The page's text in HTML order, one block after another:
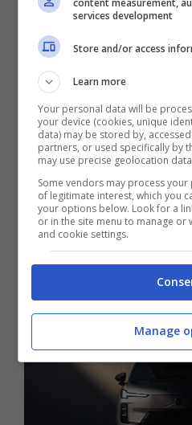
martello di Thor, ed è
piattaforma Super
Scalable Modular
all’auto in questione di
km nella sola modalità
far leva sul motore a
diminuendo tanto i
emissioni.
content measurement,
services development
Store and/or access
Learn more
Your personal data will be
your device (cookies, unique
data) may be stored by,
partners, or used specifically by
may use precise geolocation
Some vendors may process
of legitimate interest, which you
your options below. Look for a
or in the site menu to manage or
and cookie settings.
Manage